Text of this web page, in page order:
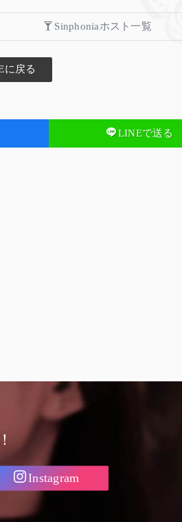
Sinphoniaホスト一覧
に戻る
LINEで送る
Instagram